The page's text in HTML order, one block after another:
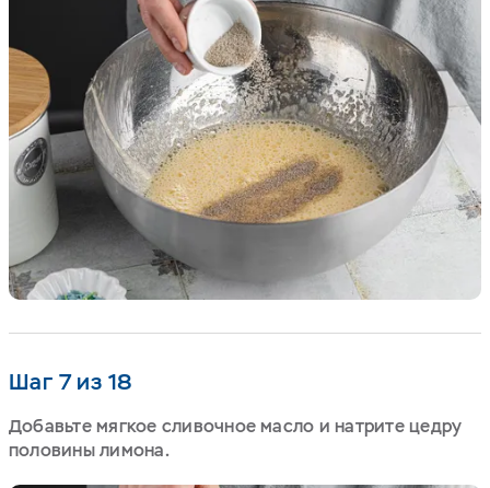
Шаг 7 из 18
Добавьте мягкое сливочное масло и натрите цедру
половины лимона.